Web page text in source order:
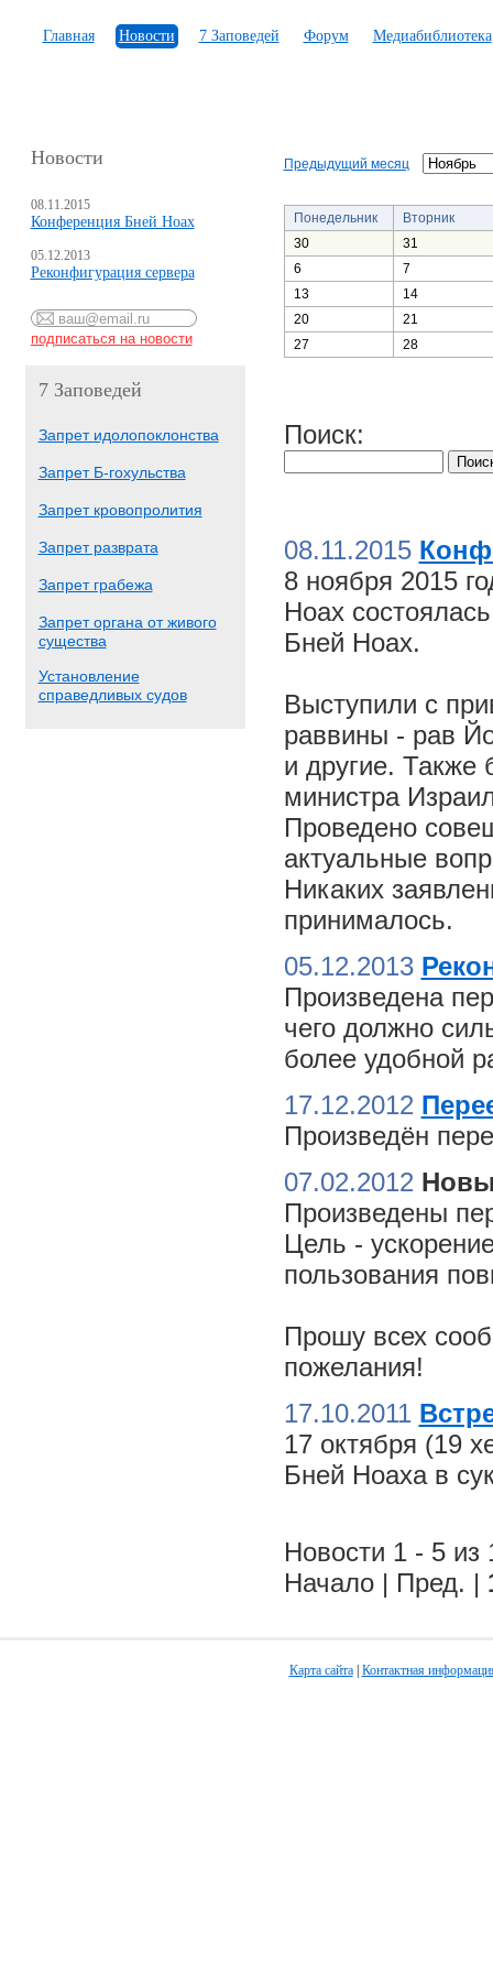
Главная Новости 7 Заповедей Форум Медиабиблиотека
Новости
08.11.2015
Конференция Бней Ноах
05.12.2013
Реконфигурация сервера
7 Заповедей
Запрет идолопоклонства
Запрет Б-гохульства
Запрет кровопролития
Запрет разврата
Запрет грабежа
Запрет органа от живого
существа
Установление
справедливых судов
Предыдущий месяц
Понедельник
Вторник
30
31
6
7
13
14
20
21
27
28
Поиск:
08.11.2015
8 ноября 2015
Ноах
Бней Ноах.
Выступили с
раввины - рав
и другие. Также
министра
Проведено
актуальные
Никаких
принималось.
05.12.2013
Произведена
чего должно
более удобной
17.12.2012
Произведён
07.02.2012
Произведены
Цель -
пользования
Прошу всех
пожелания!
17.10.2011
17 октября (19
Бней Ноаха в
Новости 1 - 5 из
Начало | Пред. |
Карта сайта| Контактная